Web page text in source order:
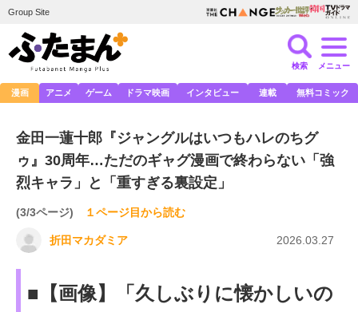
Group Site
検索 メニュー
漫画 アニメ ゲーム ドラマ映画 インタビュー 連載 無料コミック
金田一蓮十郎『ジャングルはいつもハレのちグ
ゥ』30周年…ただのギャグ漫画で終わらない「強
烈キャラ」と「重すぎる裏設定」
(3/3ページ) １ページ目から読む
折田マカダミア 2026.03.27
■【画像】「久しぶりに懐かしいの